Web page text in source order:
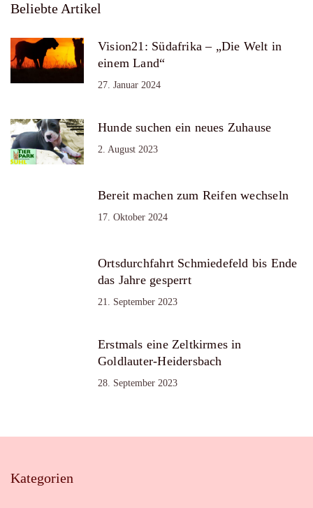
Beliebte Artikel
Vision21: Südafrika – „Die Welt in
einem Land“
27. Januar 2024
Hunde suchen ein neues Zuhause
2. August 2023
Bereit machen zum Reifen wechseln
17. Oktober 2024
Ortsdurchfahrt Schmiedefeld bis Ende
das Jahre gesperrt
21. September 2023
Erstmals eine Zeltkirmes in
Goldlauter-Heidersbach
28. September 2023
Kategorien